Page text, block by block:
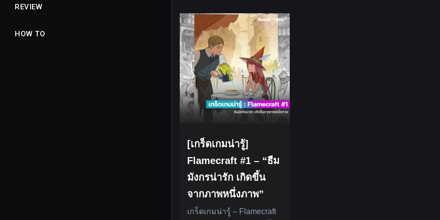
REVIEW
HOW TO
[เกร็ดเกมน่ารู้]
Flamecraft #1 – “ธีม
มังกรน่ารัก เกิดขึ้น
จากภาพหนึ่งภาพ”
เกร็ดเกมน่ารู้ – Flamecraft